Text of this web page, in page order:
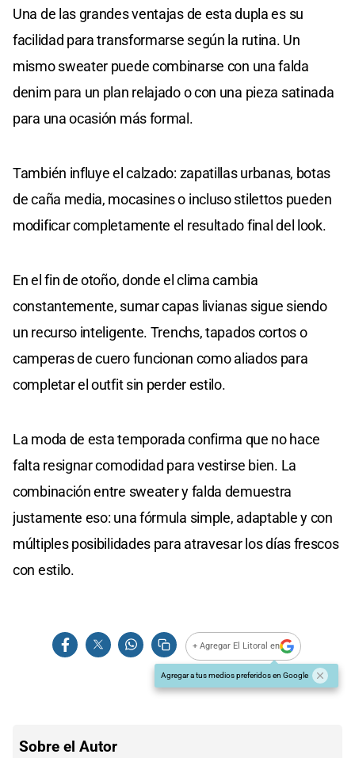
Una de las grandes ventajas de esta dupla es su
facilidad para transformarse según la rutina. Un
mismo sweater puede combinarse con una falda
denim para un plan relajado o con una pieza satinada
para una ocasión más formal.
También influye el calzado: zapatillas urbanas, botas
de caña media, mocasines o incluso stilettos pueden
modificar completamente el resultado final del look.
En el fin de otoño, donde el clima cambia
constantemente, sumar capas livianas sigue siendo
un recurso inteligente. Trenchs, tapados cortos o
camperas de cuero funcionan como aliados para
completar el outfit sin perder estilo.
La moda de esta temporada confirma que no hace
falta resignar comodidad para vestirse bien. La
combinación entre sweater y falda demuestra
justamente eso: una fórmula simple, adaptable y con
múltiples posibilidades para atravesar los días frescos
con estilo.
+ Agregar El Litoral en
Agregar a tus medios preferidos en Google
Sobre el Autor